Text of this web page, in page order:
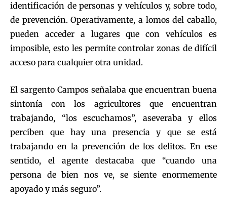
identificación de personas y vehículos y, sobre todo,
de prevención. Operativamente, a lomos del caballo,
pueden acceder a lugares que con vehículos es
imposible, esto les permite controlar zonas de difícil
acceso para cualquier otra unidad.
El sargento Campos señalaba que encuentran buena
sintonía con los agricultores que encuentran
trabajando, “los escuchamos”, aseveraba y ellos
perciben que hay una presencia y que se está
trabajando en la prevención de los delitos. En ese
sentido, el agente destacaba que “cuando una
persona de bien nos ve, se siente enormemente
apoyado y más seguro”.